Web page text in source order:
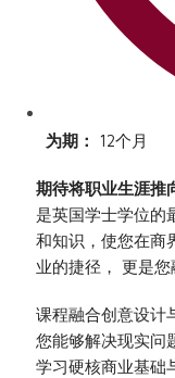
为期： 12个月
期待将职业生涯推
是英国学士学位的
和知识，使您在商
业的捷径， 更是您
课程融合创意设计
您能够解决现实问
学习硬核商业基础